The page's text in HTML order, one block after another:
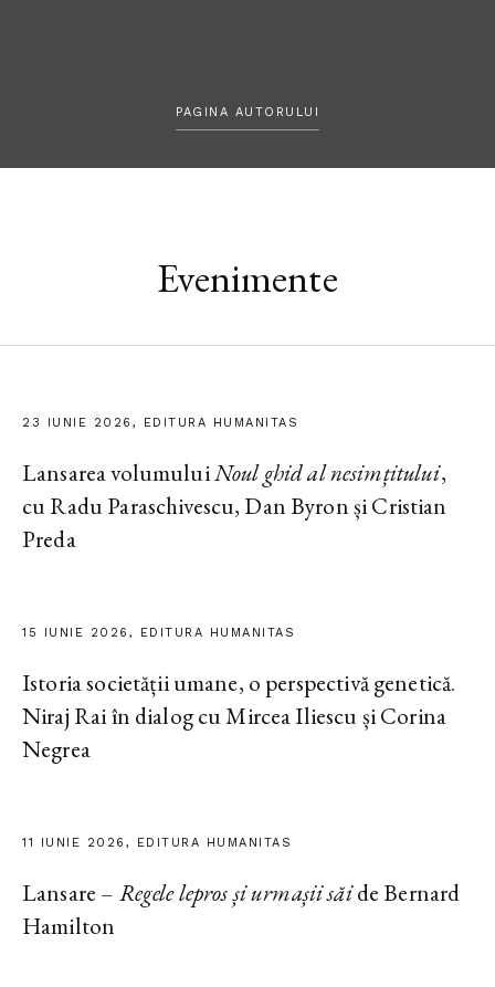
PAGINA AUTORULUI
Evenimente
23 IUNIE 2026, EDITURA HUMANITAS
Lansarea volumuluiNoul ghid al nesimțitului,
cu Radu Paraschivescu, Dan Byron și Cristian
Preda
15 IUNIE 2026, EDITURA HUMANITAS
Istoria societății umane, o perspectivă genetică.
Niraj Rai în dialog cu Mircea Iliescu și Corina
Negrea
11 IUNIE 2026, EDITURA HUMANITAS
Lansare – Regele lepros și urmașii săide Bernard
Hamilton